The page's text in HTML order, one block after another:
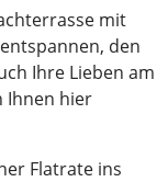
mit
den
Ihre Lieben am
Ihnen hier
Flatrate ins